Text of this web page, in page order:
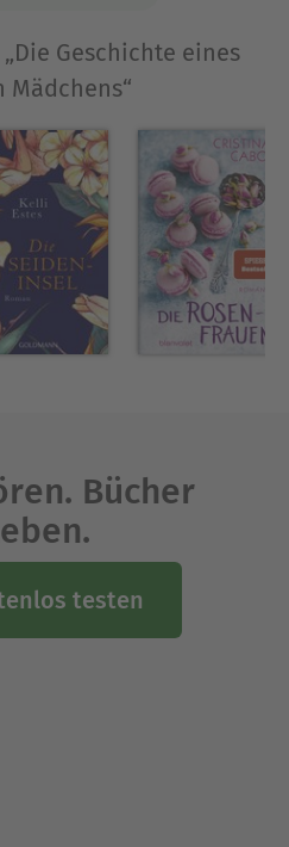
Geschichte eines
Mädchens“
Bücher
testen